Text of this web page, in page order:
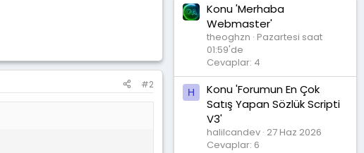
#2
Konu 'Merhaba
Webmaster'
theoghzn Pazartesi saat
01:59'de
Cevaplar: 4
H
Konu 'Forumun En Çok
Satış Yapan Sözlük Scripti
V3'
halilcandev 27 Haz 2026
Cevaplar: 6